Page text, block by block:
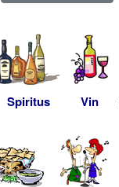
Spiritus Vin